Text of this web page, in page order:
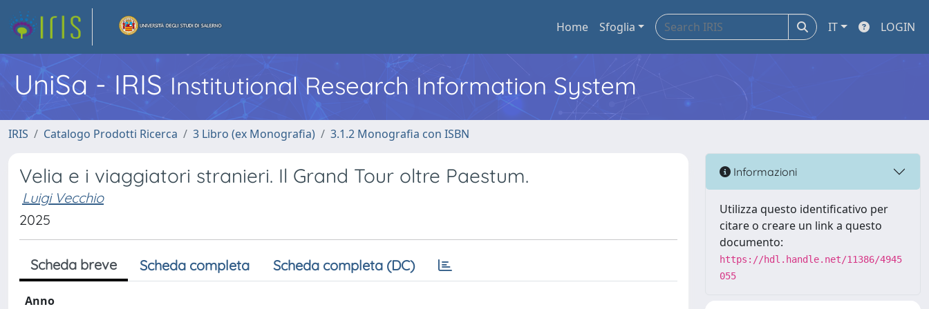
Home Sfoglia IT LOGIN
UniSa - IRIS Institutional Research Information System
IRIS Catalogo Prodotti Ricerca 3 Libro (ex Monografia) 3.1.2 Monografia con ISBN
Velia e i viaggiatori stranieri. Il Grand Tour oltre Paestum.
Luigi Vecchio
2025
Scheda breve Scheda completa Scheda completa (DC)
Anno
Informazioni
Utilizza questo identificativo per
citare o creare un link a questo
documento:
https://hdl.handle.net/11386/4945
055